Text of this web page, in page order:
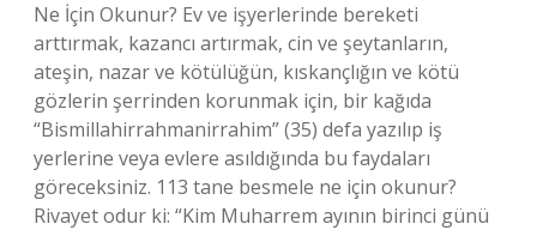
Ne İçin Okunur? Ev ve işyerlerinde bereketi
arttırmak, kazancı artırmak, cin ve şeytanların,
ateşin, nazar ve kötülüğün, kıskançlığın ve kötü
gözlerin şerrinden korunmak için, bir kağıda
“Bismillahirrahmanirrahim” (35) defa yazılıp iş
yerlerine veya evlere asıldığında bu faydaları
göreceksiniz. 113 tane besmele ne için okunur?
Rivayet odur ki: “Kim Muharrem ayının birinci günü